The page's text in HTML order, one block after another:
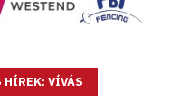
HÍREK: VÍVÁS